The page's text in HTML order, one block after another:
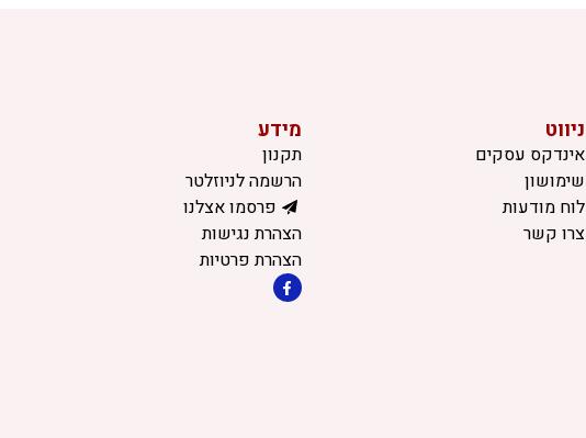
ניווט
אינדקס עסקים
שימושון
לוח מודעות
צרו קשר
מידע
תקנון
הרשמה לניוזלטר
פרסמו אצלנו
הצהרת נגישות
הצהרת פרטיות